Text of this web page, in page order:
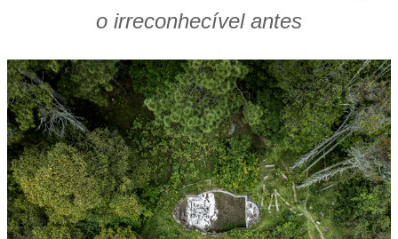
o irreconhecível antes